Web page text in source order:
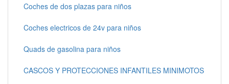
Coches de dos plazas para niños
Coches electricos de 24v para niños
Quads de gasolina para niños
CASCOS Y PROTECCIONES INFANTILES MINIMOTOS